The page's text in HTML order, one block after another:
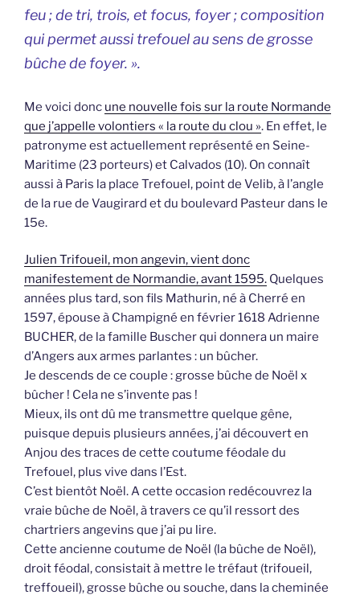
feu ; de tri, trois, et focus, foyer ; composition
qui permet aussi trefouel au sens de grosse
bûche de foyer. ».
Me voici donc une nouvelle fois sur la route Normande
que j’appelle volontiers « la route du clou ». En effet, le
patronyme est actuellement représenté en Seine-
Maritime (23 porteurs) et Calvados (10). On connaît
aussi à Paris la place Trefouel, point de Velib, à l’angle
de la rue de Vaugirard et du boulevard Pasteur dans le
15e.
Julien Trifoueil, mon angevin, vient donc
manifestement de Normandie, avant 1595. Quelques
années plus tard, son fils Mathurin, né à Cherré en
1597, épouse à Champigné en février 1618 Adrienne
BUCHER, de la famille Buscher qui donnera un maire
d’Angers aux armes parlantes : un bûcher.
Je descends de ce couple : grosse bûche de Noël x
bûcher ! Cela ne s’invente pas !
Mieux, ils ont dû me transmettre quelque gêne,
puisque depuis plusieurs années, j’ai découvert en
Anjou des traces de cette coutume féodale du
Trefouel, plus vive dans l’Est.
C’est bientôt Noël. A cette occasion redécouvrez la
vraie bûche de Noël, à travers ce qu’il ressort des
chartriers angevins que j’ai pu lire.
Cette ancienne coutume de Noël (la bûche de Noël),
droit féodal, consistait à mettre le tréfaut (trifoueil,
treffoueil), grosse bûche ou souche, dans la cheminée